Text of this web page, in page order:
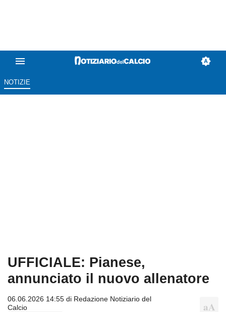
NOTIZIE
UFFICIALE: Pianese,
annunciato il nuovo allenatore
06.06.2026 14:55 di Redazione Notiziario del
Calcio